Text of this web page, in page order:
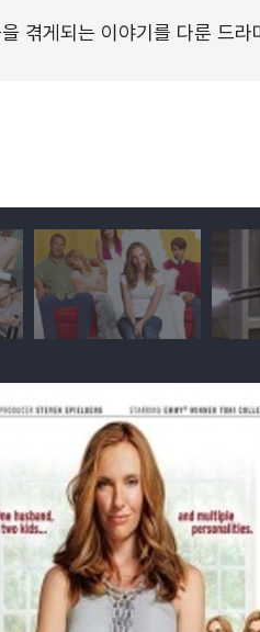
겪게되는 이야기를 다룬 드라